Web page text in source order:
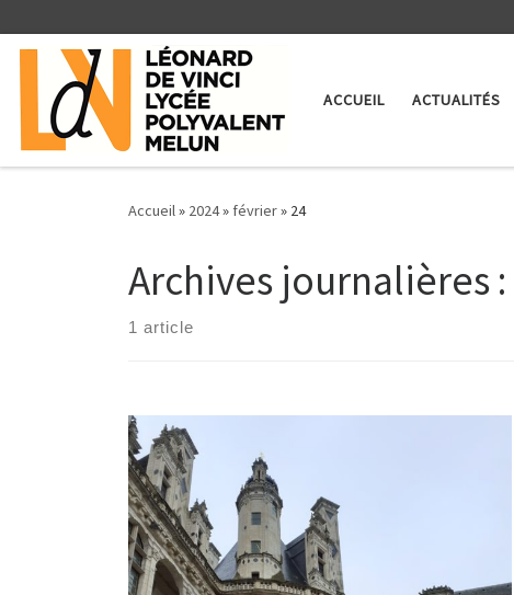
Skip to content
ACCUEIL ACTUALITÉS
Accueil» 2024» février» 24
Archives journalières :
1 article